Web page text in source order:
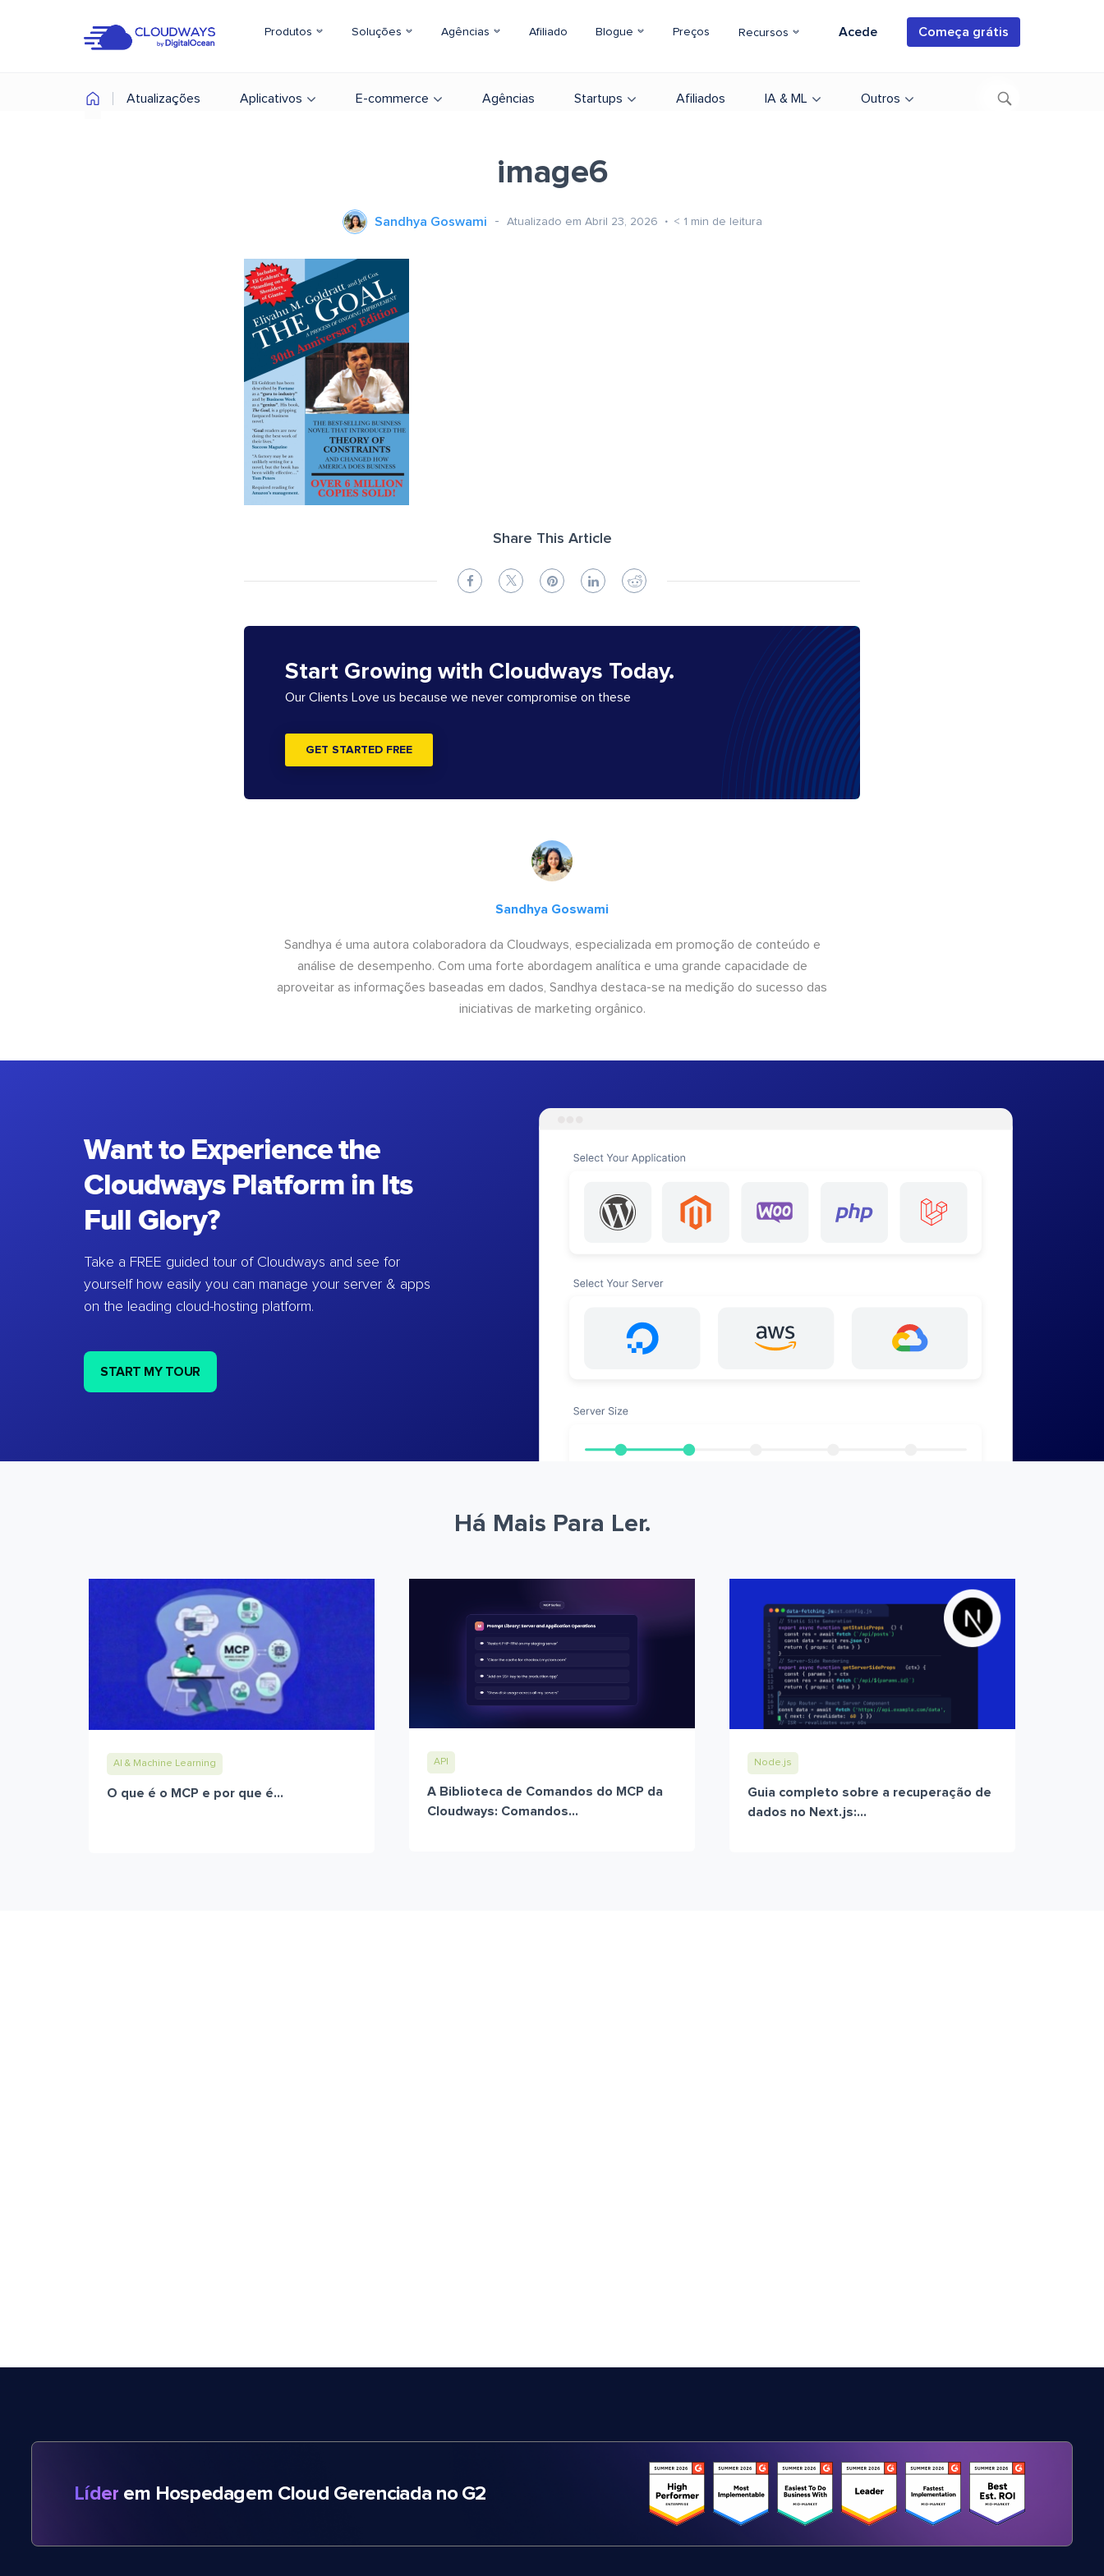
Produtos Soluções Agências Afiliado Blogue Preços Recursos Acede Começa grátis
Atualizações Aplicativos E-commerce Agências Startups Afiliados IA & ML Outros
image6
Sandhya Goswami Atualizado em Abril 23, 2026 < 1 min de leitura
Share This Article
Start Growing with Cloudways Today.
Our Clients Love us because we never compromise on these
GET STARTED FREE
Sandhya Goswami
Sandhya é uma autora colaboradora da Cloudways, especializada em promoção de conteúdo e
análise de desempenho. Com uma forte abordagem analítica e uma grande capacidade de
aproveitar as informações baseadas em dados, Sandhya destaca-se na medição do sucesso das
iniciativas de marketing orgânico.
Want to Experience the
Cloudways Platform in Its
Full Glory?
Take a FREE guided tour of Cloudways and see for
yourself how easily you can manage your server & apps
on the leading cloud-hosting platform.
START MY TOUR
Há Mais Para Ler.
AI & Machine Learning
O que é o MCP e por que é...
API
A Biblioteca de Comandos do MCP da
Cloudways: Comandos...
Node.js
Guia completo sobre a recuperação de
dados no Next.js:...
Líder em Hospedagem Cloud Gerenciada no G2